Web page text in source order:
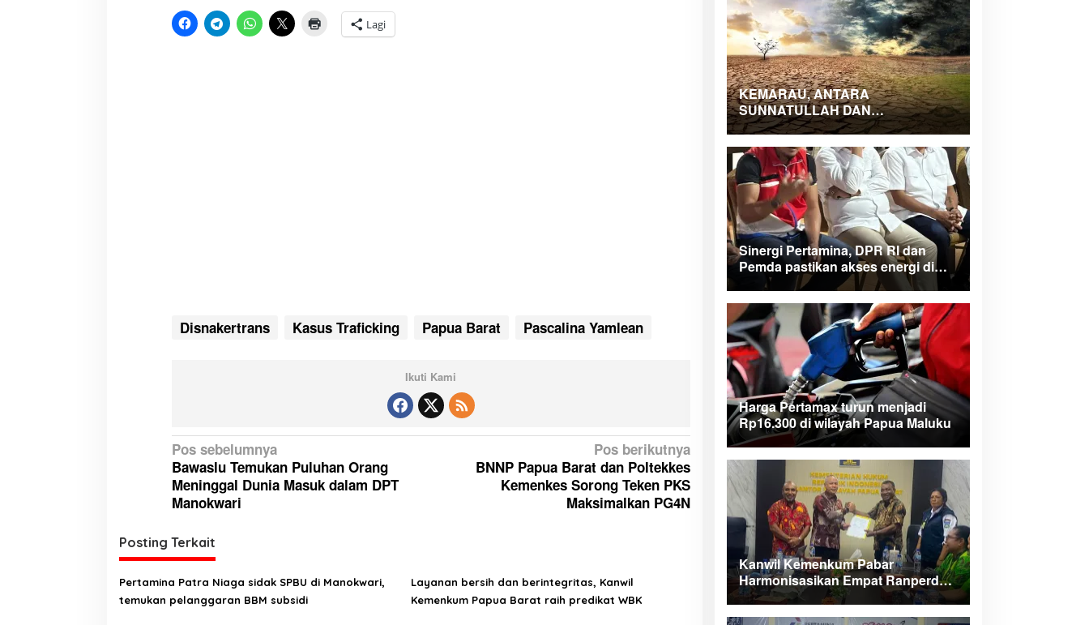
Lagi
Disnakertrans Kasus Traficking Papua Barat Pascalina Yamlean
Ikuti Kami
N
a
v
g
a
s
Pos sebelumnya
Bawaslu Temukan Puluhan Orang
Meninggal Dunia Masuk dalam DPT
Manokwari
Pos berikutnya
BNNP Papua Barat dan Poltekkes
Kemenkes Sorong Teken PKS
Maksimalkan PG4N
Posting Terkait
Pertamina Patra Niaga sidak SPBU di Manokwari,
temukan pelanggaran BBM subsidi
Layanan bersih dan berintegritas, Kanwil
Kemenkum Papua Barat raih predikat WBK
KEMARAU, ANTARA
SUNNATULLAH DAN
MUHASABAH
Sinergi Pertamina, DPR RI dan
Pemda pastikan akses energi di
Teluk Bintuni
Harga Pertamax turun menjadi
Rp16.300 di wilayah Papua Maluku
Kanwil Kemenkum Pabar
Harmonisasikan Empat Ranperda
Kabupaten Teluk Wondama